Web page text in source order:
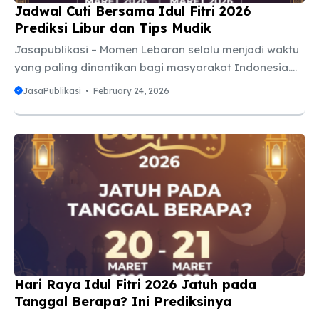
Jadwal Cuti Bersama Idul Fitri 2026
Prediksi Libur dan Tips Mudik
Jasapublikasi – Momen Lebaran selalu menjadi waktu
yang paling dinantikan bagi masyarakat Indonesia.
Bukan hanya karena nilai spiritualnya yang
atau pulang kampung untuk berkumpul bersama
keluarga besar. Agar rencana pulang kampung
berjalan mulus tanpa drama kehabisan tiket atau
terjebak macet parah, mengetahui jadwal cuti
bersama Idul Fitri 2026 sejak dini adalah langkah
yang sangat bijak. Meskipun pemerintah biasanya
merilis pengumuman resmi melalui Surat Keputusan
Bersama (SKB) 3 Menteri pada akhir tahun
sebelumnya, kita ...
JasaPublikasi February 24, 2026
Hari Raya Idul Fitri 2026 Jatuh pada
Tanggal Berapa? Ini Prediksinya